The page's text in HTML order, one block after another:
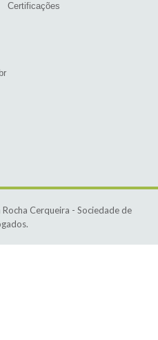
Certificações
Cerqueira - Sociedade de